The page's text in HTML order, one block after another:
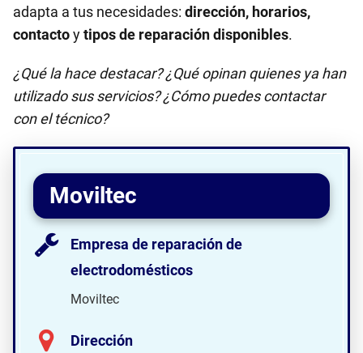
adapta a tus necesidades: dirección, horarios,
contactoytipos de reparación disponibles.
¿Qué la hace destacar? ¿Qué opinan quienes ya han
utilizado sus servicios? ¿Cómo puedes contactar
con el técnico?
Moviltec
Empresa de reparación de
electrodomésticos
Moviltec
Dirección